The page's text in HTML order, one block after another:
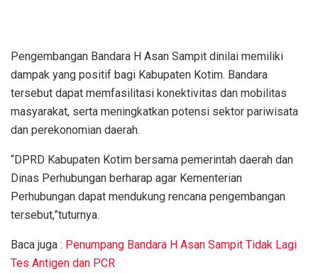
Pengembangan Bandara H Asan Sampit dinilai memiliki
dampak yang positif bagi Kabupaten Kotim. Bandara
tersebut dapat memfasilitasi konektivitas dan mobilitas
masyarakat, serta meningkatkan potensi sektor pariwisata
dan perekonomian daerah.
“DPRD Kabupaten Kotim bersama pemerintah daerah dan
Dinas Perhubungan berharap agar Kementerian
Perhubungan dapat mendukung rencana pengembangan
tersebut,”tuturnya.
Baca juga : Penumpang Bandara H Asan Sampit Tidak Lagi
Tes Antigen dan PCR